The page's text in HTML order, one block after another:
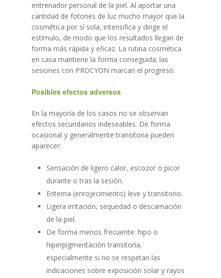
entrenador personal de la piel. Al aportar una
cantidad de fotones de luz mucho mayor que la
cosmética por sí sola, intensifica y dirige el
estímulo, de modo que los resultados llegan de
forma más rápida y eficaz. La rutina cosmética
en casa mantiene la forma conseguida; las
sesiones con PROCYON marcan el progreso.
Posibles efectos adversos
En la mayoría de los casos no se observan
efectos secundarios indeseables. De forma
ocasional y generalmente transitoria pueden
aparecer:
Sensación de ligero calor, escozor o picor
durante o tras la sesión.
Eritema (enrojecimiento) leve y transitorio.
Ligera irritación, sequedad o descamación
de la piel.
De forma menos frecuente: hipo o
hiperpigmentación transitoria,
especialmente si no se respetan las
indicaciones sobre exposición solar y rayos